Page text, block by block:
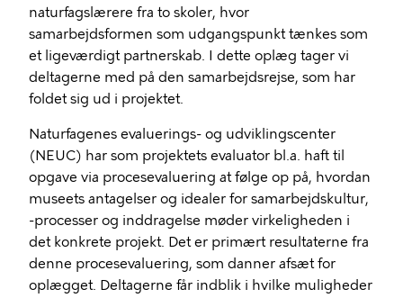
naturfagslærere fra to skoler, hvor
samarbejdsformen som udgangspunkt tænkes som
et ligeværdigt partnerskab. I dette oplæg tager vi
deltagerne med på den samarbejdsrejse, som har
foldet sig ud i projektet.
Naturfagenes evaluerings- og udviklingscenter
(NEUC) har som projektets evaluator bl.a. haft til
opgave via procesevaluering at følge op på, hvordan
museets antagelser og idealer for samarbejdskultur,
-processer og inddragelse møder virkeligheden i
det konkrete projekt. Det er primært resultaterne fra
denne procesevaluering, som danner afsæt for
oplægget. Deltagerne får indblik i hvilke muligheder